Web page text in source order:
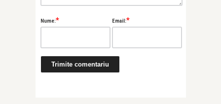
Nume:* Email:*